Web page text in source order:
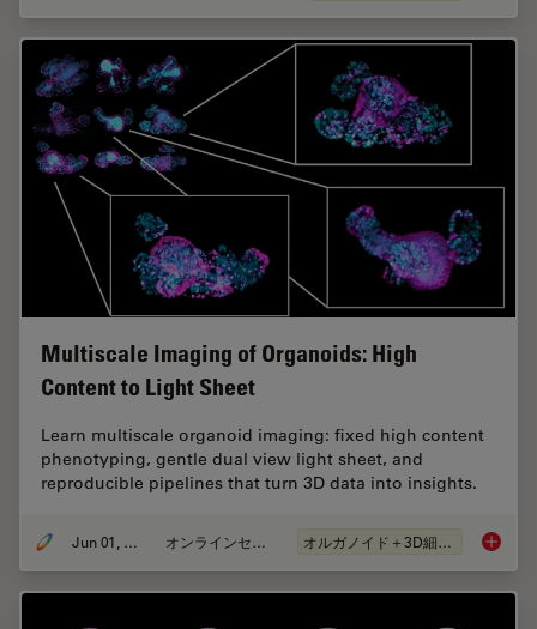
Multiscale Imaging of Organoids: High
Content to Light Sheet
Learn multiscale organoid imaging: fixed high content
phenotyping, gentle dual view light sheet, and
reproducible pipelines that turn 3D data into insights.
Jun 01, 2026 オンラインセミナー オルガノイド＋3D細胞培養